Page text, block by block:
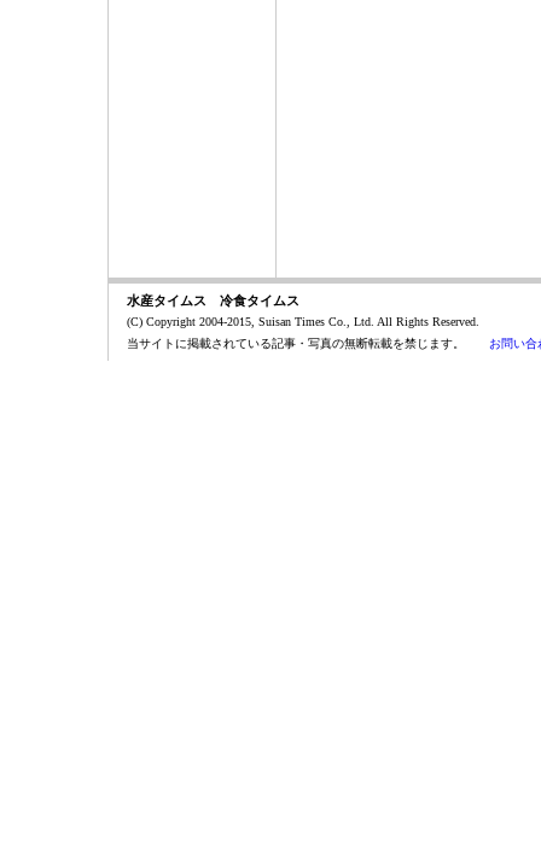
水産タイムス 冷食タイムス
(C) Copyright 2004-2015, Suisan Times Co., Ltd. All Rights Reserved.
当サイトに掲載されている記事・写真の無断転載を禁じます。 お問い合